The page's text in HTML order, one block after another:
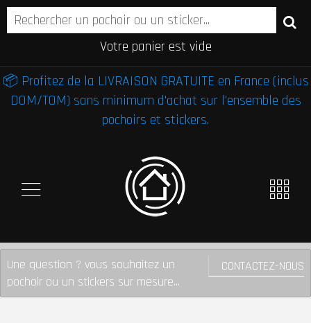
Votre panier est vide
📦 Profitez de la LIVRAISON GRATUITE en France (inclus
DOM/TOM) sans minimum d'achat sur l'ensemble des
pochoirs et stickers.
CONTACTEZ-NOUS
Une question ? vous souhaitez un
pochoir ou un stickers sur mesure...